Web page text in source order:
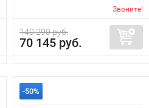
Звоните!
140 290 руб.
70 145 руб.
-50%